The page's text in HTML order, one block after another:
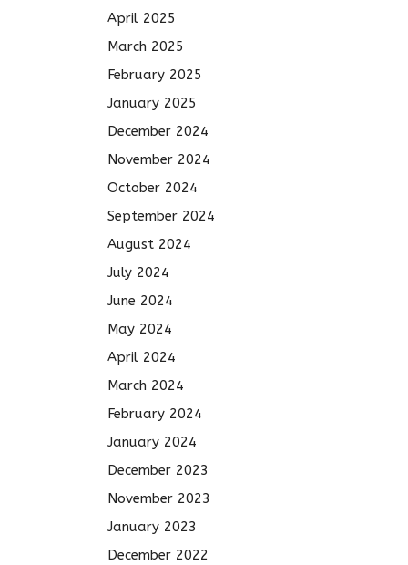
April 2025
March 2025
February 2025
January 2025
December 2024
November 2024
October 2024
September 2024
August 2024
July 2024
June 2024
May 2024
April 2024
March 2024
February 2024
January 2024
December 2023
November 2023
January 2023
December 2022